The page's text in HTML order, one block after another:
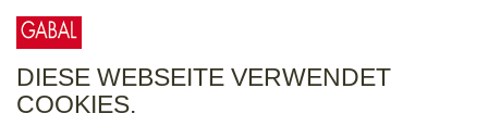
DIESE WEBSEITE VERWENDET
COOKIES.